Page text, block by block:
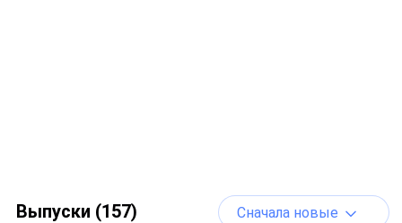
Выпуски (157) Сначала новые